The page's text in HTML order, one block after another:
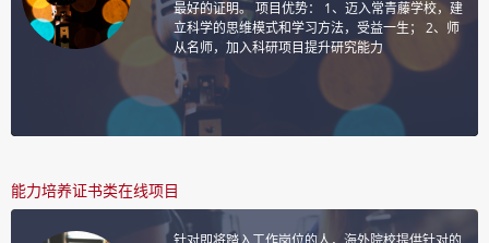
最好的证明。 项目优势： 1、迈入常青藤学校，建
立科学的思维模式和学习方法，受益一生； 2、师
从名师，加入科研项目提升研究能力
能力培养证书类在线项目